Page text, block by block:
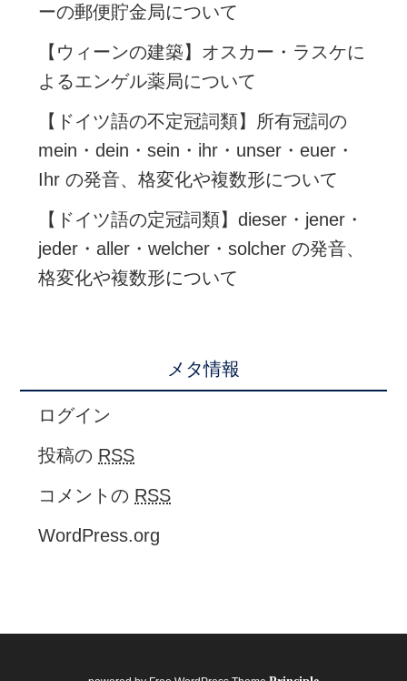
ーの郵便貯金局について
【ウィーンの建築】オスカー・ラスケに
よるエンゲル薬局について
【ドイツ語の不定冠詞類】所有冠詞の
mein・dein・sein・ihr・unser・euer・
Ihr の発音、格変化や複数形について
【ドイツ語の定冠詞類】dieser・jener・
jeder・aller・welcher・solcher の発音、
格変化や複数形について
メタ情報
ログイン
投稿の RSS
コメントの RSS
WordPress.org